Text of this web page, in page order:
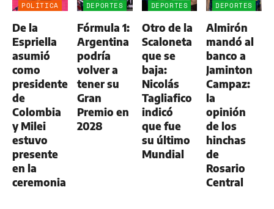
POLÍTICA
De la
Espriella
asumió
como
presidente
de
Colombia
y Milei
estuvo
presente
en la
ceremonia
DEPORTES
Fórmula 1:
Argentina
podría
volver a
tener su
Gran
Premio en
2028
DEPORTES
Otro de la
Scaloneta
que se
baja:
Nicolás
Tagliafico
indicó
que fue
su último
Mundial
DEPORTES
Almirón
mandó al
banco a
Jaminton
Campaz:
la
opinión
de los
hinchas
de
Rosario
Central